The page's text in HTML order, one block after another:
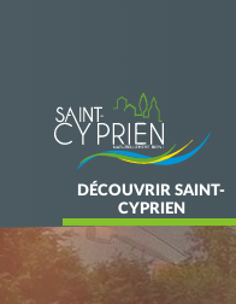
DÉCOUVRIR SAINT-
CYPRIEN